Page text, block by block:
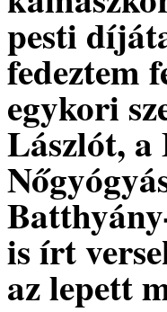
pesti
fedeztem
egykori
Lászlót, a
is írt
az lepett